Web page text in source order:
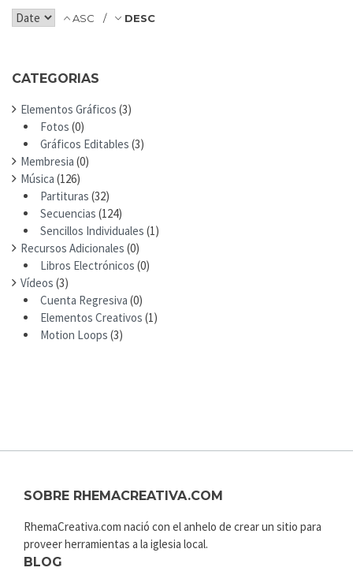
H
F
:
ASC DESC
CATEGORIAS
Elementos Gráficos (3)
Fotos (0)
Gráficos Editables (3)
Membresia (0)
Música (126)
Partituras (32)
Secuencias (124)
Sencillos Individuales (1)
Recursos Adicionales (0)
Libros Electrónicos (0)
Vídeos (3)
Cuenta Regresiva (0)
Elementos Creativos (1)
Motion Loops (3)
SOBRE RHEMACREATIVA.COM
RhemaCreativa.com nació con el anhelo de crear un sitio para
proveer herramientas a la iglesia local.
BLOG